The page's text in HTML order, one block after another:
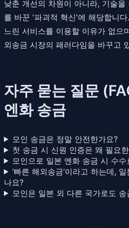
낮춘 개선의 차원이 아니라, 기술
를 바꾼 '파괴적 혁신'에 해당합니
느린 서비스를 이용할 이유가 없으
외송금 시장의 패러다임을 바꾸고
자주 묻는 질문
엔화 송금
모인 송금은 정말 안전한가요?
첫 송금 시 신원 인증은 왜 필요
모인으로 일본 엔화 송금 시 수
‘빠른 해외송금’이라고 하는데,
나요?
모인은 일본 외 다른 국가로도